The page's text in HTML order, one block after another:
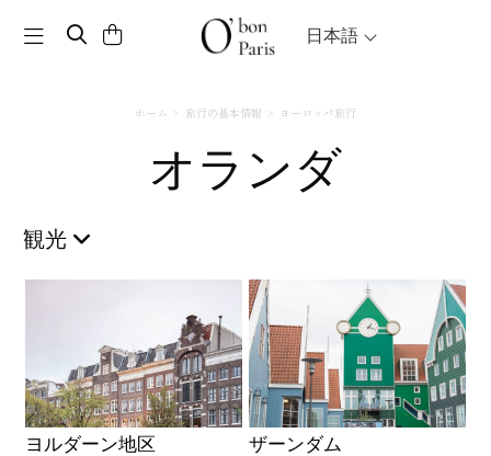
Toggle navigation 日本語
ホーム 旅行の基本情報 ヨーロッパ旅行
オランダ
観光
ヨルダーン地区 ザーンダム